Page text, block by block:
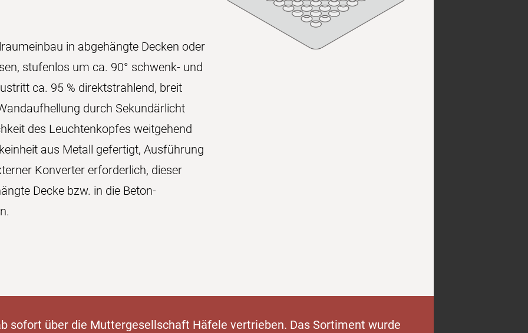
in abgehängte Decken oder
stufenlos um ca. 90° schwenk- und
ca. 95 % direktstrahlend, breit
durch Sekundärlicht
des Leuchtenkopfes weitgehend
aus Metall gefertigt, Ausführung
Konverter erforderlich, dieser
Decke bzw. in die Beton-
sofort über die Muttergesellschaft Häfele vertrieben. Das Sortiment wurde